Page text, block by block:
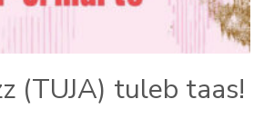
(TUJA) tuleb taas!